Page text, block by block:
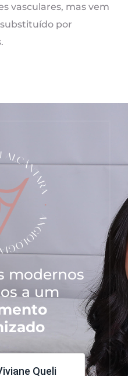
vasculares, mas vem
por
modernos
a um